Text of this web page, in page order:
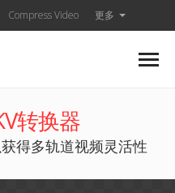
Compress Video 更多
转换器
得多轨道视频灵活性